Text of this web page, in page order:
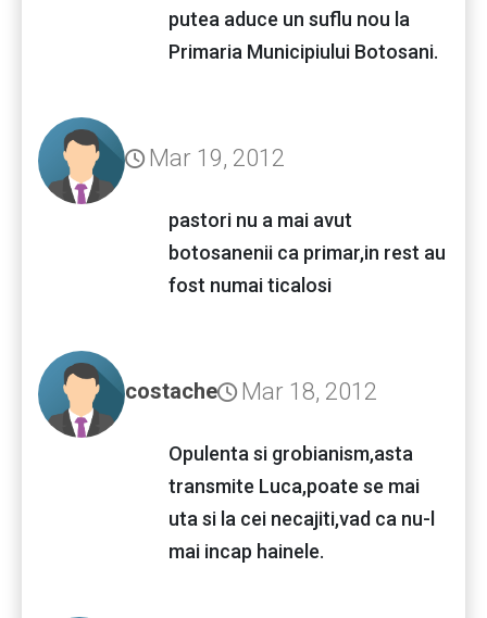
putea aduce un suflu nou la
Primaria Municipiului Botosani.
Mar 19, 2012
pastori nu a mai avut
botosanenii ca primar,in rest au
fost numai ticalosi
costache Mar 18, 2012
Opulenta si grobianism,asta
transmite Luca,poate se mai
uta si la cei necajiti,vad ca nu-l
mai incap hainele.